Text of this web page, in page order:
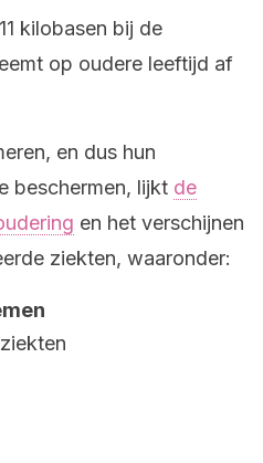
kilobasen bij de
op oudere leeftijd af
en dus hun
beschermen, lijkt de
en het verschijnen
ziekten, waaronder: